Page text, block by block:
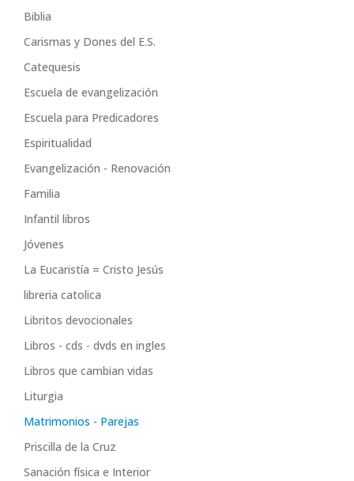
Biblia
Carismas y Dones del E.S.
Catequesis
Escuela de evangelización
Escuela para Predicadores
Espiritualidad
Evangelización - Renovación
Familia
Infantil libros
Jóvenes
La Eucaristía = Cristo Jesús
libreria catolica
Libritos devocionales
Libros - cds - dvds en ingles
Libros que cambian vidas
Liturgia
Matrimonios - Parejas
Priscilla de la Cruz
Sanación física e Interior